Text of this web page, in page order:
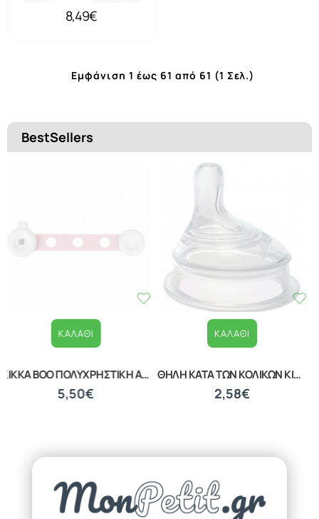
8,49€
Εμφάνιση 1 έως 61 από 61 (1 Σελ.)
BestSellers
ΒΡΕΦΙΚΟ ΣΦΟΥΓΓΑΡΑΚΙ ΜΠΑΝΙΟΥ WHITE 20040210001
1,39€
ΚΑΛΆΘΙ
ΒΡΕΦΙΚΑ ΚΟΥΤΑΛΑΚΙΑ ΕΚΜΑΘΗΣΗΣ ΣΕΤ 2 ΤΕΜΑΧΙΩΝ LORELLI 10230480002
1,87€
ΚΑΛΆΘΙ